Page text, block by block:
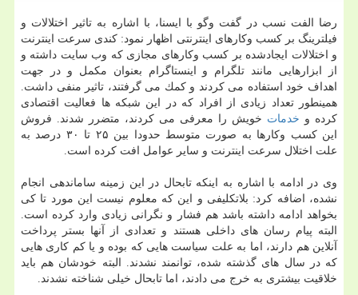
رضا الفت نسب در گفت وگو با ایسنا، با اشاره به تاثیر اختلالات و
فیلترینگ بر كسب وكارهای اینترنتی اظهار نمود: كندی سرعت اینترنت
و اختلالات ایجادشده بر كسب وكارهای مجازی كه وب سایت داشته و
از ابزارهایی مانند تلگرام و اینستاگرام بعنوان مكمل و در جهت
اهداف خود استفاده می كردند و كمك می گرفتند، تاثیر منفی داشت.
همینطور تعداد زیادی از افراد كه در این شبكه ها فعالیت اقتصادی
كرده و خدمات خویش را معرفی می كردند، متضرر شدند. فروش
این كسب وكارها به صورت متوسط حدودا بین ۲۵ تا ۳۰ درصد به
علت اختلال سرعت اینترنت و سایر عوامل افت كرده است.
وی در ادامه با اشاره به اینكه تابحال در این زمینه ساماندهی انجام
نشده، اضافه كرد: بلاتكلیفی و این كه معلوم نیست این مورد تا كی
بخواهد ادامه داشته باشد هم فشار و نگرانی زیادی وارد كرده است.
البته پیام رسان های داخلی هستند و تعدادی از آنها بستر پرداخت
آنلاین هم دارند، اما به علت سیاست هایی كه بوده و یا كم كاری هایی
كه در سال های گذشته شده، توانمند نشدند. البته خودشان هم باید
خلاقیت بیشتری به خرج می دادند، اما تابحال خیلی شناخته نشدند.